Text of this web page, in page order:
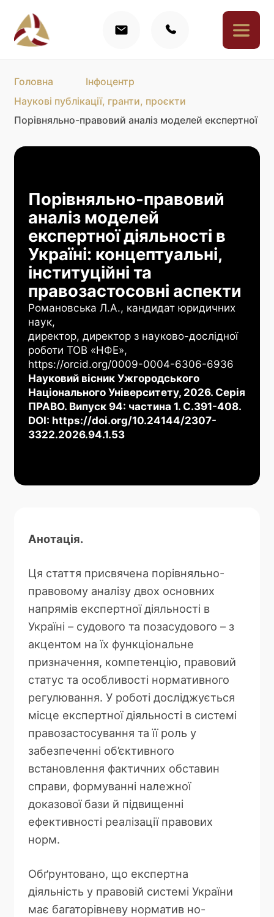
Головна
Інфоцентр
Наукові публікації, гранти, проєкти
Порівняльно-правовий аналіз моделей експертної
Порівняльно-правовий
аналіз моделей
експертної діяльності в
Україні: концептуальні,
інституційні та
правозастосовні аспекти
Романовська Л.А., кандидат юридичних
наук,
директор, директор з науково-дослідної
роботи ТОВ «НФЕ»,
https://orcid.org/0009-0004-6306-6936
Науковий вісник Ужгородського
Національного Університету, 2026. Серія
ПРАВО. Випуск 94: частина 1. С.391-408.
DOI: https://doi.org/10.24144/2307-
3322.2026.94.1.53
Анотація.
Ця стаття присвячена порівняльно-
правовому аналізу двох основних
напрямів експертної діяльності в
Україні – судового та позасудового – з
акцентом на їх функціональне
призначення, компетенцію, правовий
статус та особливості нормативного
регулювання. У роботі досліджується
місце експертної діяльності в системі
правозастосування та її роль у
забезпеченні об’єктивного
встановлення фактичних обставин
справи, формуванні належної
доказової бази й підвищенні
ефективності реалізації правових
норм.
Обґрунтовано, що експертна
діяльність у правовій системі України
має багаторівневу норматив но-